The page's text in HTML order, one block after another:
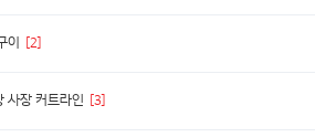
이 [2]
사장 커트라인 [3]